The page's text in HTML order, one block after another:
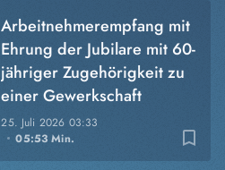
bookmark_border
25. Juli 2026 03:33
05:53 Min.
Arbeitnehmerempfang mit
Ehrung der Jubilare mit 60-
jähriger Zugehörigkeit zu
einer Gewerkschaft